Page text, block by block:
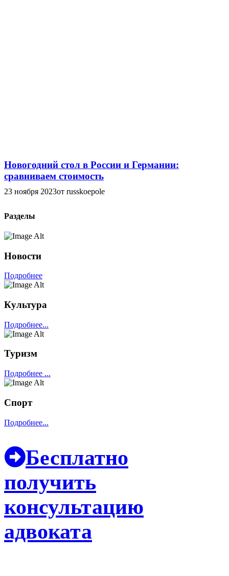
Новогодний стол в России и Германии:
сравниваем стоимость
23 ноября 2023от russkoepole
Разделы
Новости
Подробнее
Культура
Подробнее...
Туризм
Подробнее ...
Спорт
Подробнее...
Бесплатно
получить
консультацию
адвоката